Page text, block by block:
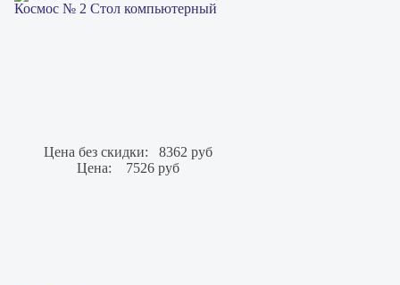
Космос № 2 Стол компьютерный
Цена без скидки:
8362 руб
Цена:
7526 руб